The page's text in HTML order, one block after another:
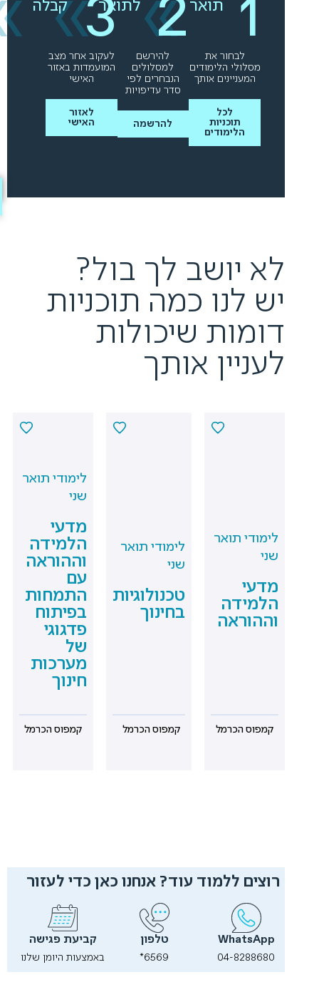
תואר
לבחור את
מסלולי הלימודים
המעניינים אותך
הלימודים
לתואר
למסלולים
הנבחרים לפי
סדר עדיפויות
להרשמה
קבלה
לעקוב אחר מצב
המועמדות באזור
האישי
לאזור
לא יושב לך בול?
יש לנו כמה תוכניות
דומות שיכולות
לעניין אותך
לימודי תואר
מדעי
הלמידה
וההוראה
קמפוס הכרמל
לימודי תואר
טכנולוגיות
בחינוך
קמפוס הכרמל
לימודי תואר
מדעי
הלמידה
וההוראה
התמחות
בפיתוח
פדגוגי
מערכות
קמפוס הכרמל
רוצים ללמוד עוד? אנחנו כאן כדי לעזור
WhatsApp
04-8288680
קביעת פגישה
באמצעות היומן שלנו